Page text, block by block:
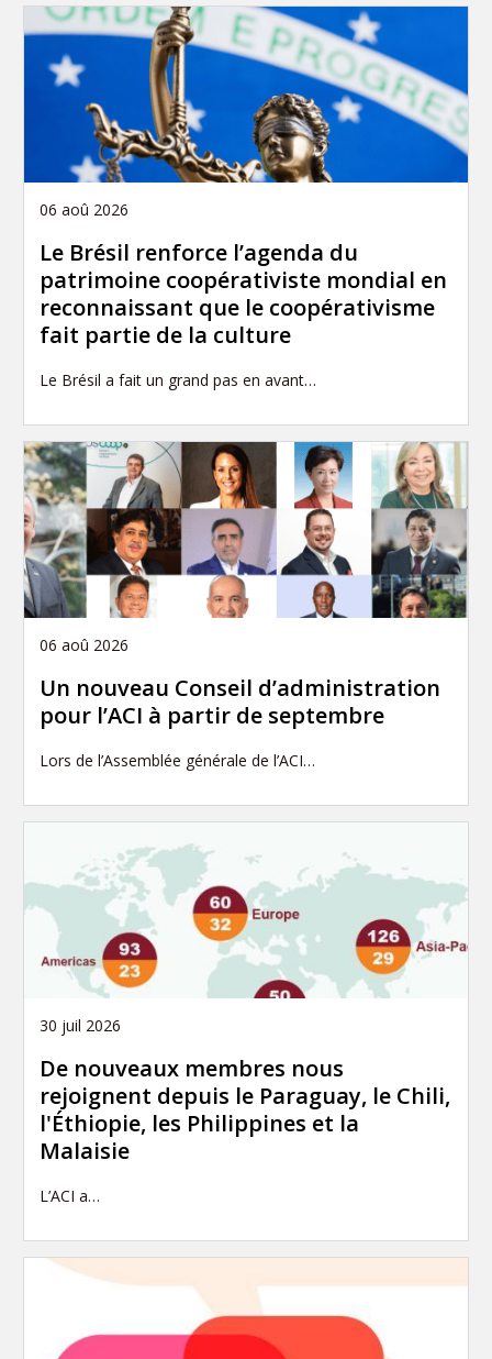
06 aoû 2026
Le Brésil renforce l’agenda du
patrimoine coopérativiste mondial en
reconnaissant que le coopérativisme
fait partie de la culture
Le Brésil a fait un grand pas en avant…
06 aoû 2026
Un nouveau Conseil d’administration
pour l’ACI à partir de septembre
Lors de l’Assemblée générale de l’ACI…
30 juil 2026
De nouveaux membres nous
rejoignent depuis le Paraguay, le Chili,
l'Éthiopie, les Philippines et la
Malaisie
L’ACI a…